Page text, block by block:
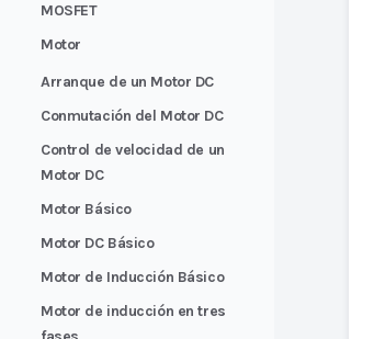
MOSFET
Motor
Arranque de un Motor DC
Conmutación del Motor DC
Control de velocidad de un
Motor DC
Motor Básico
Motor DC Básico
Motor de Inducción Básico
Motor de inducción en tres